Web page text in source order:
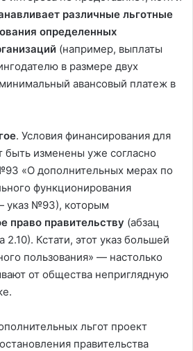
различные льготные
определенных
(например, выплаты
в размере двух
авансовый платеж в
. Условия финансирования для
быть изменены уже согласно
«О дополнительных мерах по
функционирования
указ №93), которым
право правительству (абзац
Кстати, этот указ большей
пользования» — настолько
от общества неприглядную
льгот проект
правительства